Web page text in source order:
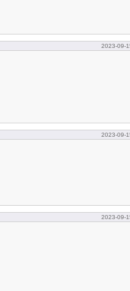
2023-09-
2023-09-
2023-09-